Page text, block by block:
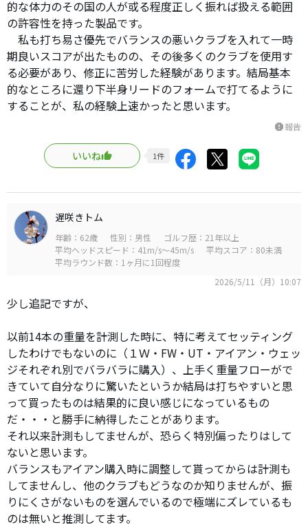
的な体力のその国の人が或る程度正しく振れば扱える範囲
の許容性を持った製品です。
私も打ち易さ優先でバランスの悪いクラブを入れて一時
期良いスコアが出たものの、その後多くのクラブを使用す
る必要があり、修正に苦労した経験があります。結局基本
的なところに還り下半身リードのフォームで打てるように
することが、私の経験上速かったと思います。
report報告
いいね 1件
遅咲きトム
年齢：62歳 性別：男性
ゴルフ歴：21年以上
平均ヘッドスピード：41m/s～45m/s
平均スコア：80未満
平均ラウンド数：1ヶ月に1回程度
2026/5/11（月）10:07
少し追記ですが、
以前14本の重量を計測した時に、特に考えてセッティング
したわけでもないのに（１Ｗ・FW・UT・アイアン・ウェッ
ジそれぞれ別でバラバラに購入）、上手く重量フローがで
きていて自分なりに驚いたというか結局は打ちやすいと思
って買ったものは結果的に良い感じになっているもの
だ・・・と勝手に納得したことがあります。
それ以来計測もしてませんが、恐らく特別偏ったりはして
ないと思います。
バランスもアイアン購入時に調整して貰ってからは計測も
してませんし、他のクラブもどうなのか知りませんが、振
りにくさがないものを選んでいるので極端にズレているも
のは無いと推測してます。